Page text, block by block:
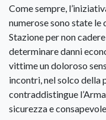
Come sempre,
numerose sono state
Stazione per non
determinare danni
vittime un doloroso
incontri, nel solco della
contraddistingue
sicurezza e